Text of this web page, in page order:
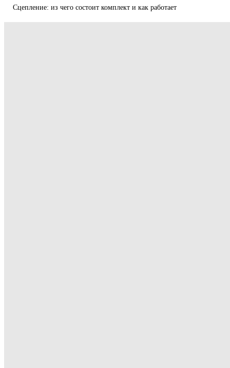
Сцепление: из чего состоит комплект и как работает